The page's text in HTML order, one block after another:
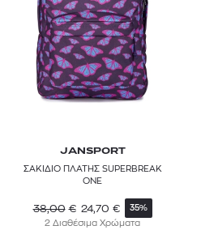
JANSPORT
ΣΑΚΙΔΙΟ ΠΛΑΤΗΣ SUPERBREAK
ONE
38,00 € 24,70 € 35%
2 Διαθέσιμα Χρώματα